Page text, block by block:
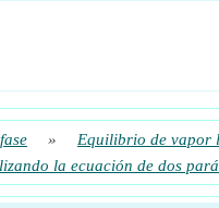
» Equilibrio de vapor
la ecuación de dos